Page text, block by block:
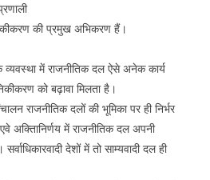
की प्रमुख अभिकरण हैं।
व्यवस्था में राजनीतिक दल ऐसे अनेक कार्य
को बढ़ावा मिलता है।
राजनीतिक दलों की भूमिका पर ही निर्भर
अक्तिानिर्णय में राजनीतिक दल अपनी
देशों में तो साम्यवादी दल ही